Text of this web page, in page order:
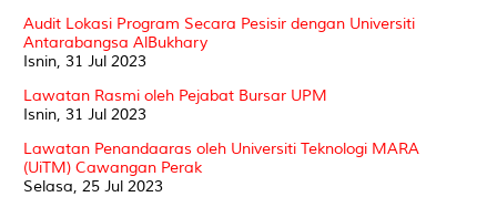
Audit Lokasi Program Secara Pesisir dengan Universiti
Antarabangsa AlBukhary
Isnin, 31 Jul 2023
Lawatan Rasmi oleh Pejabat Bursar UPM
Isnin, 31 Jul 2023
Lawatan Penandaaras oleh Universiti Teknologi MARA
(UiTM) Cawangan Perak
Selasa, 25 Jul 2023